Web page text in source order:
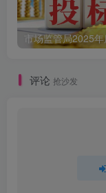
评论 抢沙发